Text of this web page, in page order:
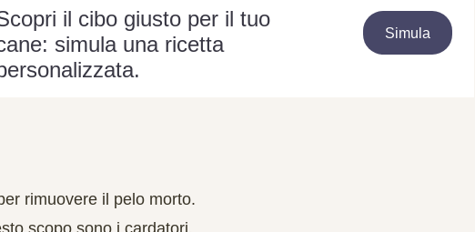
il cibo giusto per il tuo
simula una ricetta
Simula
rimuovere il pelo morto.
scopo sono i cardatori.